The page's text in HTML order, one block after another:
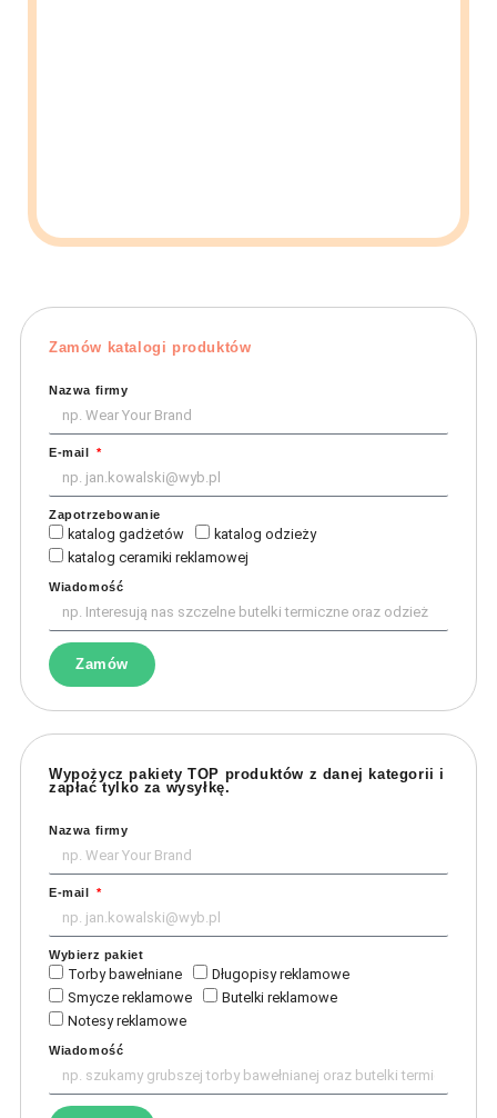
Zamów katalogi produktów
Nazwa firmy
E-mail
Zapotrzebowanie
katalog gadżetów
katalog odzieży
katalog ceramiki reklamowej
Wiadomość
Zamów
Wypożycz pakiety TOP produktów z danej kategorii i
zapłać tylko za wysyłkę.
Nazwa firmy
E-mail
Wybierz pakiet
Torby bawełniane
Długopisy reklamowe
Smycze reklamowe
Butelki reklamowe
Notesy reklamowe
Wiadomość